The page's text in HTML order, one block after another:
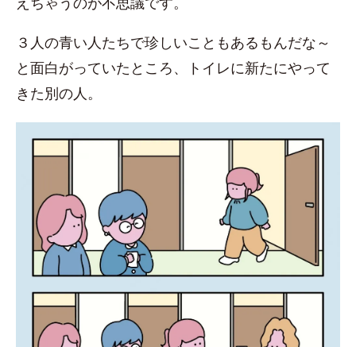
３人の青い人たちで珍しいこともあるもんだな～
と面白がっていたところ、トイレに新たにやって
きた別の人。